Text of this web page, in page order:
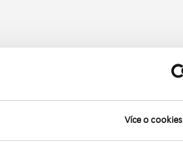
Více o cookies